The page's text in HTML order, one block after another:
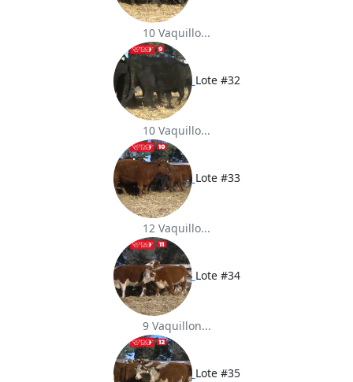
10 Vaquillo...
Lote #32
10 Vaquillo...
Lote #33
12 Vaquillo...
Lote #34
9 Vaquillon...
Lote #35